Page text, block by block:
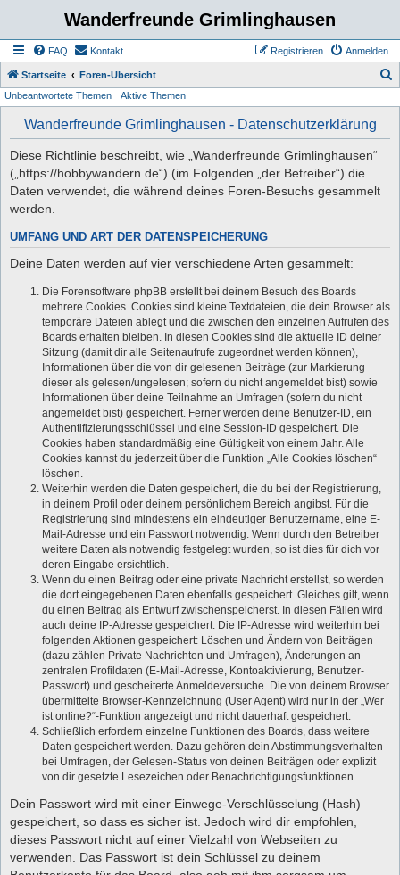
Wanderfreunde Grimlinghausen
FAQ Kontakt Anmelden
Registrieren
Startseite Foren-Übersicht
Unbeantwortete Themen Aktive Themen
Wanderfreunde Grimlinghausen - Datenschutzerklärung
Diese Richtlinie beschreibt, wie „Wanderfreunde Grimlinghausen“
(„https://hobbywandern.de“) (im Folgenden „der Betreiber“) die
Daten verwendet, die während deines Foren-Besuchs gesammelt
werden.
UMFANG UND ART DER DATENSPEICHERUNG
Deine Daten werden auf vier verschiedene Arten gesammelt:
Die Forensoftware phpBB erstellt bei deinem Besuch des Boards
mehrere Cookies. Cookies sind kleine Textdateien, die dein Browser als
temporäre Dateien ablegt und die zwischen den einzelnen Aufrufen des
Boards erhalten bleiben. In diesen Cookies sind die aktuelle ID deiner
Sitzung (damit dir alle Seitenaufrufe zugeordnet werden können),
Informationen über die von dir gelesenen Beiträge (zur Markierung
dieser als gelesen/ungelesen; sofern du nicht angemeldet bist) sowie
Informationen über deine Teilnahme an Umfragen (sofern du nicht
angemeldet bist) gespeichert. Ferner werden deine Benutzer-ID, ein
Authentifizierungsschlüssel und eine Session-ID gespeichert. Die
Cookies haben standardmäßig eine Gültigkeit von einem Jahr. Alle
Cookies kannst du jederzeit über die Funktion „Alle Cookies löschen“
löschen.
Weiterhin werden die Daten gespeichert, die du bei der Registrierung,
in deinem Profil oder deinem persönlichem Bereich angibst. Für die
Registrierung sind mindestens ein eindeutiger Benutzername, eine E-
Mail-Adresse und ein Passwort notwendig. Wenn durch den Betreiber
weitere Daten als notwendig festgelegt wurden, so ist dies für dich vor
deren Eingabe ersichtlich.
Wenn du einen Beitrag oder eine private Nachricht erstellst, so werden
die dort eingegebenen Daten ebenfalls gespeichert. Gleiches gilt, wenn
du einen Beitrag als Entwurf zwischenspeicherst. In diesen Fällen wird
auch deine IP-Adresse gespeichert. Die IP-Adresse wird weiterhin bei
folgenden Aktionen gespeichert: Löschen und Ändern von Beiträgen
(dazu zählen Private Nachrichten und Umfragen), Änderungen an
zentralen Profildaten (E-Mail-Adresse, Kontoaktivierung, Benutzer-
Passwort) und gescheiterte Anmeldeversuche. Die von deinem Browser
übermittelte Browser-Kennzeichnung (User Agent) wird nur in der „Wer
ist online?“-Funktion angezeigt und nicht dauerhaft gespeichert.
Schließlich erfordern einzelne Funktionen des Boards, dass weitere
Daten gespeichert werden. Dazu gehören dein Abstimmungsverhalten
bei Umfragen, der Gelesen-Status von deinen Beiträgen oder explizit
von dir gesetzte Lesezeichen oder Benachrichtigungsfunktionen.
Dein Passwort wird mit einer Einwege-Verschlüsselung (Hash)
gespeichert, so dass es sicher ist. Jedoch wird dir empfohlen,
dieses Passwort nicht auf einer Vielzahl von Webseiten zu
verwenden. Das Passwort ist dein Schlüssel zu deinem